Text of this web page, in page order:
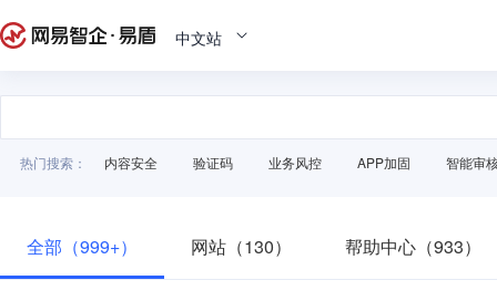
中文站
热门搜索： 内容安全 验证码 业务风控 APP加固 智能审
全部（999+） 网站（130） 帮助中心（933）